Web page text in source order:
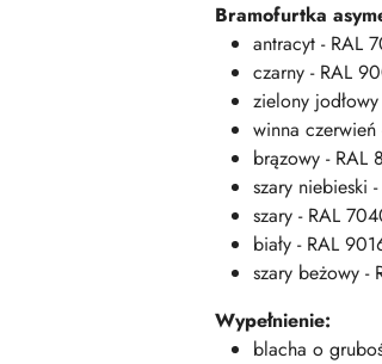
Bramofurtka
antracyt - RAL
czarny - RAL
zielony
winna
brązowy - RAL
szary niebieski
szary - RAL
biały - RAL
szary beżowy -
Wypełnienie:
blacha o